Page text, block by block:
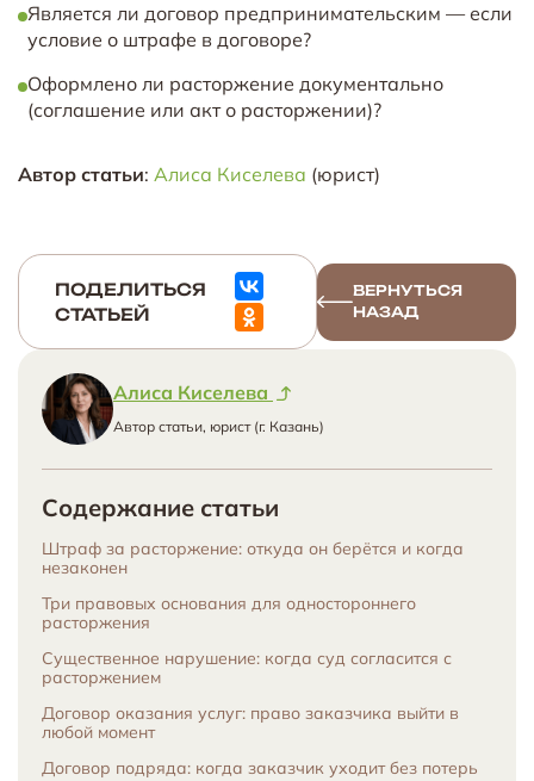
Является ли договор предпринимательским — если
условие о штрафе в договоре?
Оформлено ли расторжение документально
(соглашение или акт о расторжении)?
Автор статьи: Алиса Киселева (юрист)
ПОДЕЛИТЬСЯ
СТАТЬЕЙ
ВЕРНУТЬСЯ
НАЗАД
Алиса Киселева
Автор статьи, юрист (г. Казань)
Содержание статьи
Штраф за расторжение: откуда он берётся и когда
незаконен
Три правовых основания для одностороннего
расторжения
Существенное нарушение: когда суд согласится с
расторжением
Договор оказания услуг: право заказчика выйти в
любой момент
Договор подряда: когда заказчик уходит без потерь